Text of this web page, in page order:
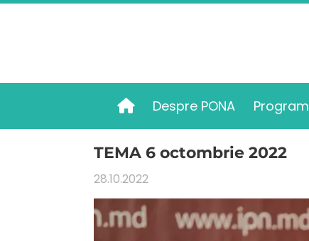
AcasăDespre PONA Program
TEMA 6 octombrie 2022
28.10.2022